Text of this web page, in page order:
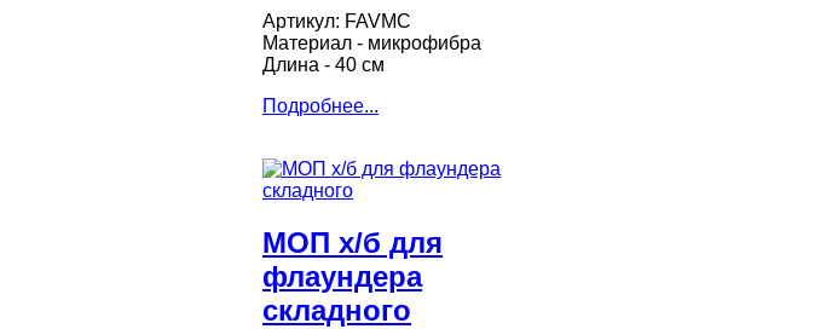
Артикул: FAVMC
Материал - микрофибра
Длина - 40 см
Подробнее...
МОП х/б для
флаундера
складного